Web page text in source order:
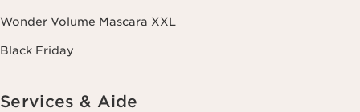
Wonder Volume Mascara XXL
Black Friday
Services & Aide